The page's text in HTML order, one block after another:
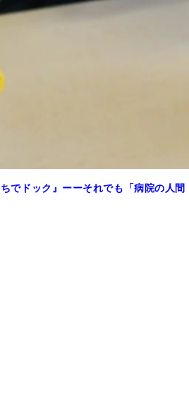
でドック』ーーそれでも「病院の人